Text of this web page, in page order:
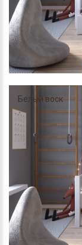
Белый воск